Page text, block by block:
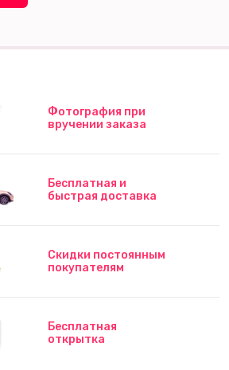
Фотография при
вручении заказа
Бесплатная и
быстрая доставка
Скидки постоянным
покупателям
Бесплатная
открытка